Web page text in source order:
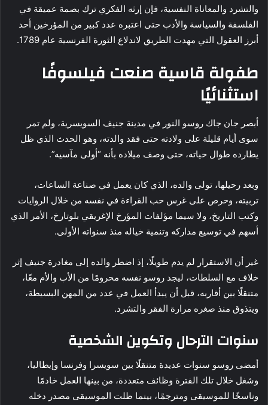
والتشرد والمعاناة النفسية، فإن إرثه الفكري ترك بصمة عميقة في
الفلسفة والسياسة والأدب حتى اعتبره عدد كبير من المؤرخين أحد
أبرز العقول التي مهدت الطريق لاندلاع الثورة الفرنسية عام 1789.
طفولة قاسية صنعت فيلسوفًا
استثنائيًا
أبصر جان جاك روسو النور في مدينة جنيف السويسرية، ولم تمر
سوى أيام قليلة على ولادته حتى فقد والدته، وهو الحدث الذي ظل
يطارده طوال حياته، حتى وصف ميلاده بأنه “أولى مآسيه”.
وبعد رحيلها، تولى والده، الذي كان يعمل في صناعة الساعات،
تربيته، وحرص على غرس حب القراءة في نفسه من خلال الروايات
وكتب التاريخ، ولا سيما مؤلفات المؤرخ الإغريقي بلوتارخ، الأمر الذي
أسهم في توسيع مداركه وتنمية خياله منذ سنواته الأولى.
غير أن الاستقرار لم يدم طويلًا، إذ اضطر والده إلى مغادرة جنيف إثر
خلاف مع السلطات، ليجد روسو نفسه محرومًا من الأب والأم معًا،
متنقلًا بين أقاربه، قبل أن يبدأ العمل في عدد من المهن البسيطة،
ويتذوق منذ صغره مرارة الفقر والتشرد.
سنوات الترحال وتكوين الشخصية
أمضى روسو سنوات عديدة متنقلًا بين سويسرا وفرنسا وإيطاليا،
وشغل خلال تلك الفترة وظائف متعددة، من بينها العمل خادمًا
وناسخًا للموسيقى ومترجمًا، بينما ظلت الموسيقى مصدر دخله